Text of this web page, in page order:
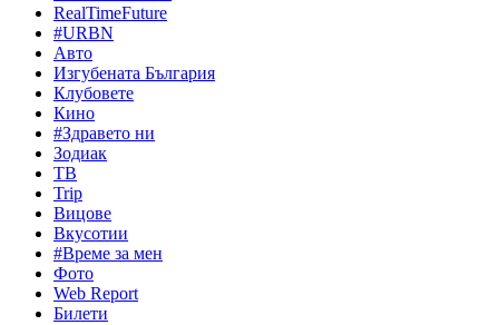
RealTimeFuture
#URBN
Авто
Изгубената България
Клубовете
Кино
#Здравето ни
Зодиак
ТВ
Trip
Вицове
Вкусотии
#Време за мен
Фото
Web Report
Билети